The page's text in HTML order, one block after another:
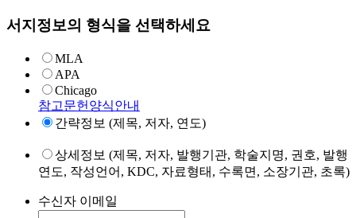
서지정보의 형식을 선택하세요
MLA
APA
Chicago
참고문헌양식안내
간략정보 (제목, 저자, 연도)
상세정보 (제목, 저자, 발행기관, 학술지명, 권호, 발행
연도, 작성언어, KDC, 자료형태, 수록면, 소장기관, 초록)
수신자 이메일